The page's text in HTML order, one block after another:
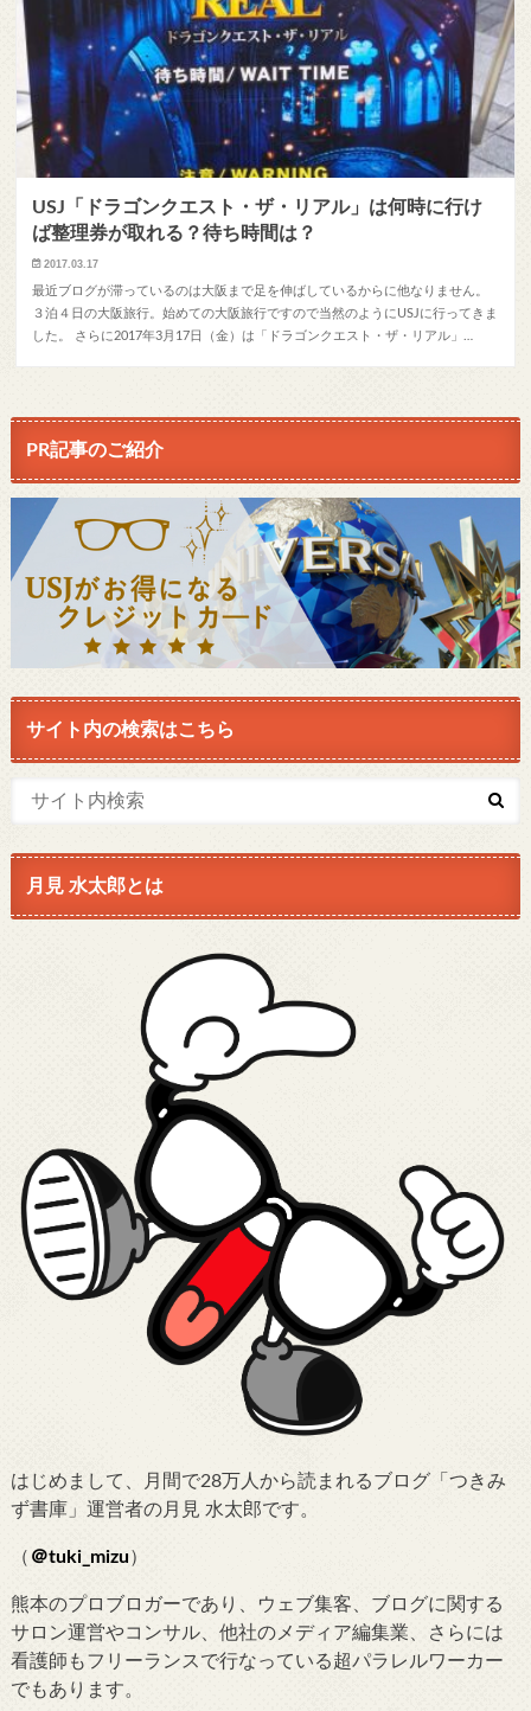
USJ「ドラゴンクエスト・ザ・リアル」は何時に行け
ば整理券が取れる？待ち時間は？
2017.03.17
最近ブログが滞っているのは大阪まで足を伸ばしているからに他なりません。
３泊４日の大阪旅行。始めての大阪旅行ですので当然のようにUSJに行ってきま
した。 さらに2017年3月17日（金）は「ドラゴンクエスト・ザ・リアル」…
PR記事のご紹介
サイト内の検索はこちら
月見 水太郎とは
はじめまして、月間で28万人から読まれるブログ「つきみ
ず書庫」運営者の月見 水太郎です。
（ ＠tuki_mizu）
熊本のプロブロガーであり、ウェブ集客、ブログに関する
サロン運営やコンサル、他社のメディア編集業、さらには
看護師もフリーランスで行なっている超パラレルワーカー
でもあります。